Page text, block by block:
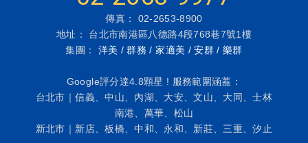
傳真： 02-2653-8900
地址： 台北市南港區八德路4段768巷7號1樓
集團： 洋美 / 群務 / 家適美 / 安群 / 樂群
Google評分達4.8顆星 ! 服務範圍涵蓋：
台北市｜信義、中山、內湖、大安、文山、大同、士林
南港、萬華、松山
新北市｜新店、板橋、中和、永和、新莊、三重、汐止